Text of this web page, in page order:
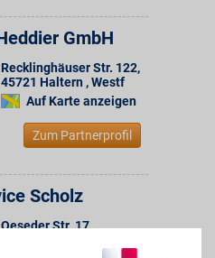
GmbH
Recklinghäuser Str. 122,
45721 Haltern , Westf
Auf Karte anzeigen
Zum Partnerprofil
Scholz
Oeseder Str. 17,